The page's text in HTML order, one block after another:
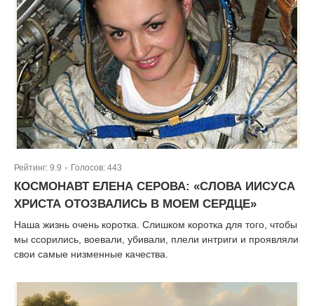
Рейтинг: 9.9 Голосов: 443
КОСМОНАВТ ЕЛЕНА СЕРОВА: «СЛОВА ИИСУСА
ХРИСТА ОТОЗВАЛИСЬ В МОЕМ СЕРДЦЕ»
Наша жизнь очень коротка. Слишком коротка для того, чтобы
мы ссорились, воевали, убивали, плели интриги и проявляли
свои самые низменные качества.